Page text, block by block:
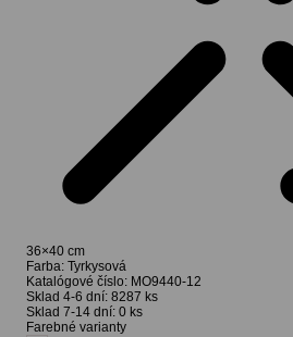
36×40 cm
Farba: Tyrkysová
Katalógové číslo: MO9440-12
Sklad 4-6 dní: 8287 ks
Sklad 7-14 dní: 0 ks
Farebné varianty